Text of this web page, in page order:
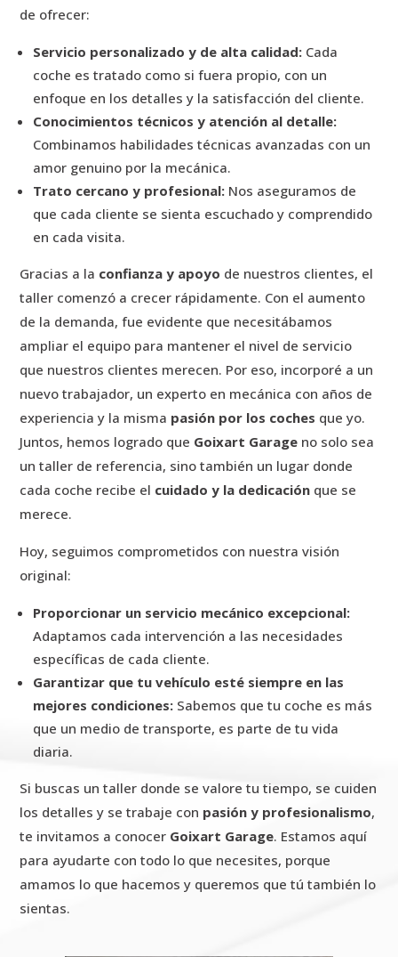
de ofrecer:
Servicio personalizado y de alta calidad: Cada
coche es tratado como si fuera propio, con un
enfoque en los detalles y la satisfacción del cliente.
Conocimientos técnicos y atención al detalle:
Combinamos habilidades técnicas avanzadas con un
amor genuino por la mecánica.
Trato cercano y profesional: Nos aseguramos de
que cada cliente se sienta escuchado y comprendido
en cada visita.
Gracias a la confianza y apoyo de nuestros clientes, el
taller comenzó a crecer rápidamente. Con el aumento
de la demanda, fue evidente que necesitábamos
ampliar el equipo para mantener el nivel de servicio
que nuestros clientes merecen. Por eso, incorporé a un
nuevo trabajador, un experto en mecánica con años de
experiencia y la misma pasión por los coches que yo.
Juntos, hemos logrado que Goixart Garage no solo sea
un taller de referencia, sino también un lugar donde
cada coche recibe el cuidado y la dedicación que se
merece.
Hoy, seguimos comprometidos con nuestra visión
original:
Proporcionar un servicio mecánico excepcional:
Adaptamos cada intervención a las necesidades
específicas de cada cliente.
Garantizar que tu vehículo esté siempre en las
mejores condiciones: Sabemos que tu coche es más
que un medio de transporte, es parte de tu vida
diaria.
Si buscas un taller donde se valore tu tiempo, se cuiden
los detalles y se trabaje con pasión y profesionalismo,
te invitamos a conocer Goixart Garage. Estamos aquí
para ayudarte con todo lo que necesites, porque
amamos lo que hacemos y queremos que tú también lo
sientas.